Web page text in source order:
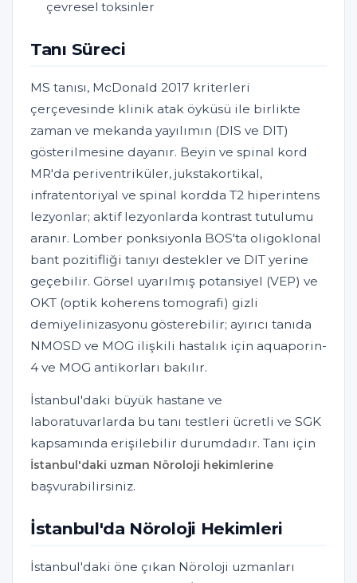
çevresel toksinler
Tanı Süreci
MS tanısı, McDonald 2017 kriterleri
çerçevesinde klinik atak öyküsü ile birlikte
zaman ve mekanda yayılımın (DIS ve DIT)
gösterilmesine dayanır. Beyin ve spinal kord
MR'da periventriküler, jukstakortikal,
infratentoriyal ve spinal kordda T2 hiperintens
lezyonlar; aktif lezyonlarda kontrast tutulumu
aranır. Lomber ponksiyonla BOS'ta oligoklonal
bant pozitifliği tanıyı destekler ve DIT yerine
geçebilir. Görsel uyarılmış potansiyel (VEP) ve
OKT (optik koherens tomografi) gizli
demiyelinizasyonu gösterebilir; ayırıcı tanıda
NMOSD ve MOG ilişkili hastalık için aquaporin-
4 ve MOG antikorları bakılır.
İstanbul'daki büyük hastane ve
laboratuvarlarda bu tanı testleri ücretli ve SGK
kapsamında erişilebilir durumdadır. Tanı için
İstanbul'daki uzman Nöroloji hekimlerine
başvurabilirsiniz.
İstanbul'da Nöroloji Hekimleri
İstanbul'daki öne çıkan Nöroloji uzmanları